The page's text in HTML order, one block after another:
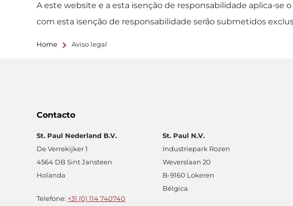
A este website e a esta isenção de responsabilidade aplica-
com esta isenção de responsabilidade serão submetidos
Home Aviso legal
Contacto
St. Paul Nederland B.V.
De Verrekijker 1
4564 DB Sint Jansteen
Holanda
Telefone: +31 (0) 114 740740
St. Paul N.V.
Industriepark Rozen
Weverslaan 20
B-9160 Lokeren
Bélgica